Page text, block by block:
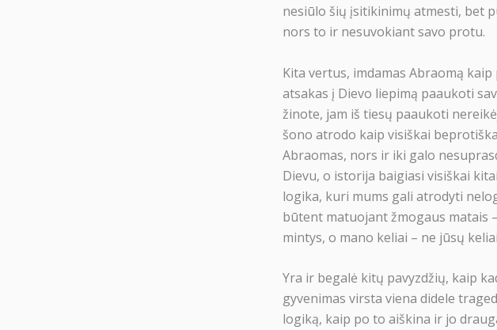
nesiūlo šių įsitikinimų atmesti, bet
nors to ir nesuvokiant savo protu.
Kita vertus, imdamas Abraomą
atsakas į Dievo liepimą paaukoti
žinote, jam iš tiesų paaukoti
šono atrodo kaip visiškai
Abraomas, nors ir iki galo
Dievu, o istorija baigiasi visiškai
logika, kuri mums gali atrodyti
būtent matuojant žmogaus matais
mintys, o mano keliai – ne jūsų
Yra ir begalė kitų pavyzdžių, kaip
gyvenimas virsta viena didele
logiką, kaip po to aiškina ir jo